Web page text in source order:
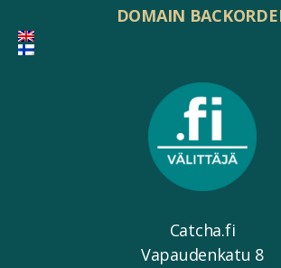
DOMAIN
Catcha.fi
Vapaudenkatu 8